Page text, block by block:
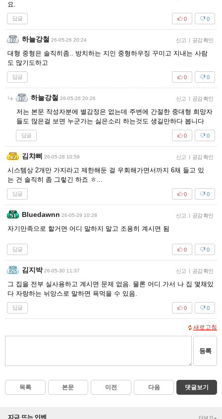
요.
답글 0
0
하늘강철 26-05-26 20:24 신고 | 공감 확인
대형 중형은 솔직히좀.. 방치하는 지인 중형하우징 꾸미고 지내는 사람
도 많기도하고
답글 0
0
하늘강철 26-05-26 20:26 신고 | 공감 확인
저는 본문 작성자분에 별감정은 없는데 주변에 간절한 중대형 희망자
들도 많은걸 보면 누군가는 싫은소리 하는것도 생길만하다 봅니다
답글 0
0
김챠삐 26-05-28 10:59 신고 | 공감 확인
시스템상 2개만 가지라고 제한해둔 걸 우회해가면서까지 6채 들고 있
는 건 솔직히 좀 그렇긴 하죠 ㅎ...
답글 0
0
Bluedawnn 26-05-29 10:28 신고 | 공감 확인
자기만족으로 할거면 어디 말하지 말고 조용히 계시면 됨
답글 0
0
김지박 26-05-30 11:37 신고 | 공감 확인
그 집을 전부 실사용하고 계시면 문제 없음. 물론 어디 가서 나 집 몇채있
다 자랑하는 뉘앙스로 말하면 욕먹을 수 있음.
답글 0
0
새로고침
등록
목록 본문 이전 다음 댓글보기
지금 뜨는 인벤